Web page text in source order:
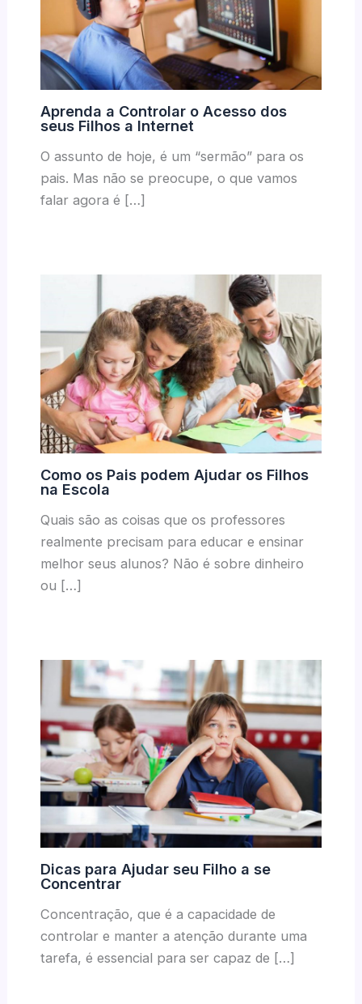
Aprenda a Controlar o Acesso dos
seus Filhos a Internet
O assunto de hoje, é um “sermão” para os
pais. Mas não se preocupe, o que vamos
falar agora é […]
Como os Pais podem Ajudar os Filhos
na Escola
Quais são as coisas que os professores
realmente precisam para educar e ensinar
melhor seus alunos? Não é sobre dinheiro
ou […]
Dicas para Ajudar seu Filho a se
Concentrar
Concentração, que é a capacidade de
controlar e manter a atenção durante uma
tarefa, é essencial para ser capaz de […]